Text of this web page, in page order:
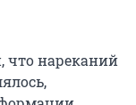
что нареканий